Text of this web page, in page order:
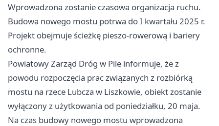
Wprowadzona zostanie czasowa organizacja ruchu.
Budowa nowego mostu potrwa do I kwartału 2025 r.
Projekt obejmuje ścieżkę pieszo-rowerową i bariery
ochronne.
Powiatowy Zarząd Dróg w Pile informuje, że z
powodu rozpoczęcia prac związanych z rozbiórką
mostu na rzece Lubcza w Liszkowie, obiekt zostanie
wyłączony z użytkowania od poniedziałku, 20 maja.
Na czas budowy nowego mostu wprowadzona